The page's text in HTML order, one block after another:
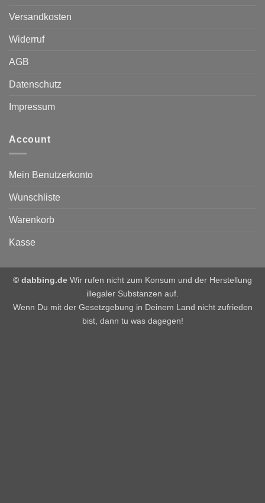
Versandkosten
Widerruf
AGB
Datenschutz
Impressum
Account
Mein Benutzerkonto
Wunschliste
Warenkorb
Kasse
© dabbing.de Wir rufen nicht zum Konsum und der Herstellung
illegaler Substanzen auf.
Wenn Du mit der Gesetzgebung in Deinem Land nicht zufrieden
bist, dann tu was dagegen!